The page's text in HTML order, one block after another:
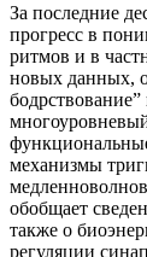
За последние
прогресс в
ритмов и в
новых данных,
механизмы
обобщает
также о
регуляции